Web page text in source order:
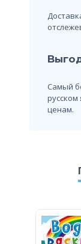
Самый
ценам.